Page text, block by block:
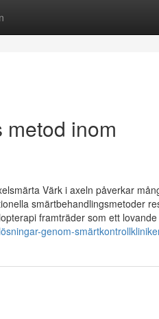
inom
Värk i axeln påverkar
smärtbehandlingsmetoder
framträder som ett
genom-